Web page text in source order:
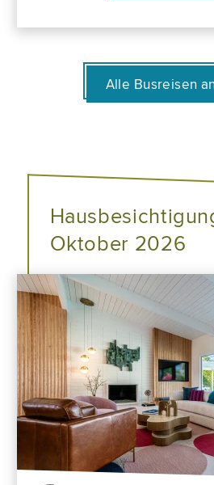
Alle Busreisen
Oktober 2026